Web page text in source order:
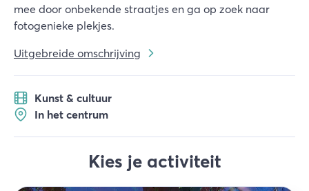
mee door onbekende straatjes en ga op zoek naar
fotogenieke plekjes.
Uitgebreide omschrijving
Kunst & cultuur
In het centrum
Kies je activiteit